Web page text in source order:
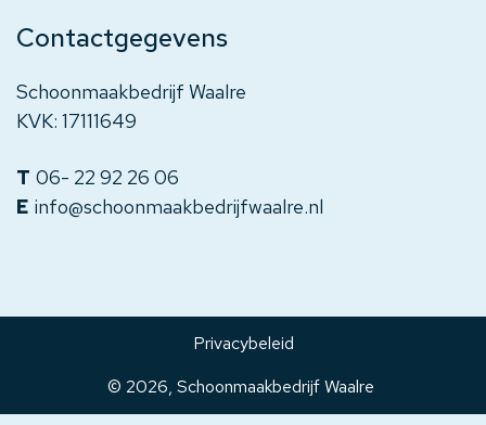
Contactgegevens
Schoonmaakbedrijf Waalre
06- 22 92 26 06
info@schoonmaakbedrijfwaalre.nl
KVK: 17111649
© 2026, Schoonmaakbedrijf Waalre
Privacybeleid